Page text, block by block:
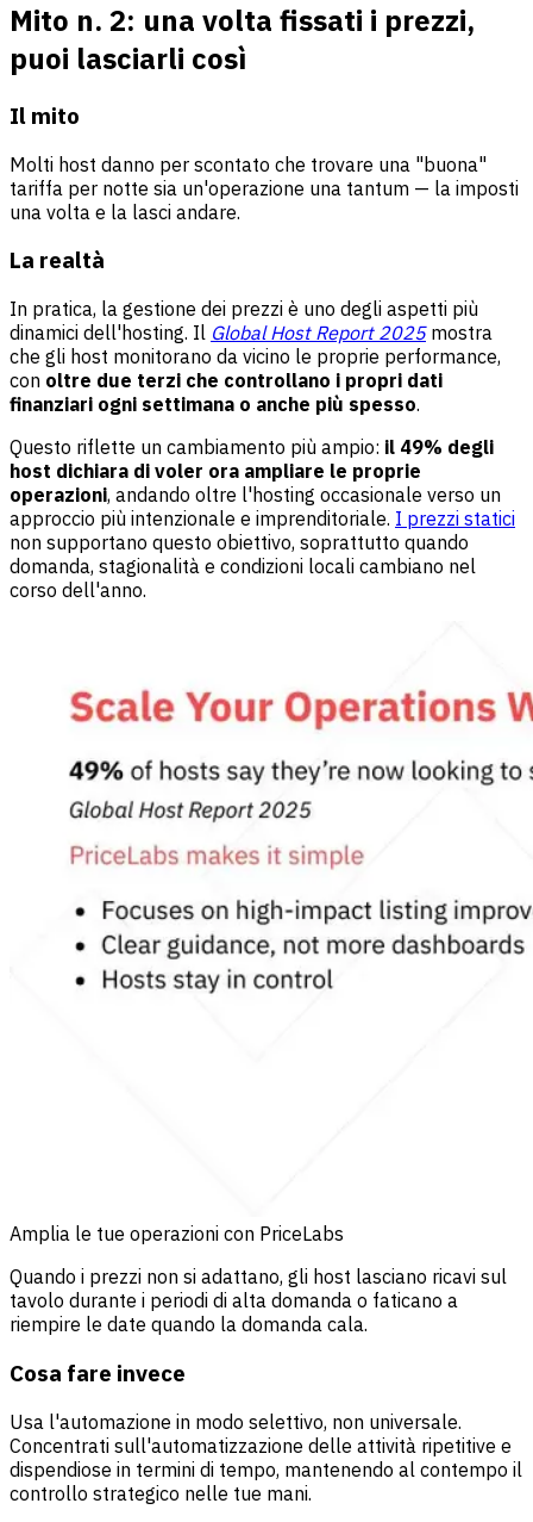
Mito n. 2: una volta fissati i prezzi,
puoi lasciarli così
Il mito
Molti host danno per scontato che trovare una "buona"
tariffa per notte sia un'operazione una tantum — la imposti
una volta e la lasci andare.
La realtà
In pratica, la gestione dei prezzi è uno degli aspetti più
dinamici dell'hosting. Il Global Host Report 2025mostra
che gli host monitorano da vicino le proprie performance,
con oltre due terzi che controllano i propri dati
finanziari ogni settimana o anche più spesso.
Questo riflette un cambiamento più ampio: il 49% degli
host dichiara di voler ora ampliare le proprie
operazioni, andando oltre l'hosting occasionale verso un
approccio più intenzionale e imprenditoriale. I prezzi statici
non supportano questo obiettivo, soprattutto quando
domanda, stagionalità e condizioni locali cambiano nel
corso dell'anno.
Amplia le tue operazioni con PriceLabs
Quando i prezzi non si adattano, gli host lasciano ricavi sul
tavolo durante i periodi di alta domanda o faticano a
riempire le date quando la domanda cala.
Cosa fare invece
Usa l'automazione in modo selettivo, non universale.
Concentrati sull'automatizzazione delle attività ripetitive e
dispendiose in termini di tempo, mantenendo al contempo il
controllo strategico nelle tue mani.